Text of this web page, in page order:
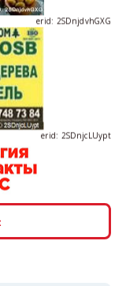
erid: 2SDnjcLUypt